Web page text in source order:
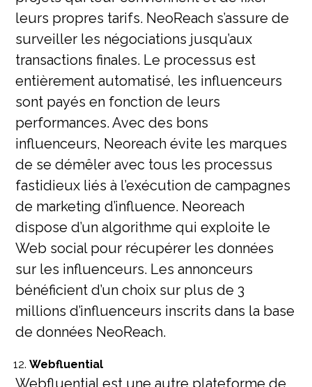
leurs propres tarifs. NeoReach s’assure de
surveiller les négociations jusqu’aux
transactions finales. Le processus est
entièrement automatisé, les influenceurs
sont payés en fonction de leurs
performances. Avec des bons
influenceurs, Neoreach évite les marques
de se démêler avec tous les processus
fastidieux liés à l’exécution de campagnes
de marketing d’influence. Neoreach
dispose d’un algorithme qui exploite le
Web social pour récupérer les données
sur les influenceurs. Les annonceurs
bénéficient d’un choix sur plus de 3
millions d’influenceurs inscrits dans la base
de données NeoReach.
Webfluential
Webfluential est une autre plateforme de